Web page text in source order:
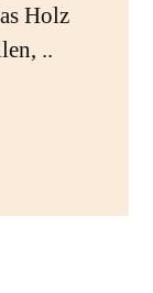
Holz
..